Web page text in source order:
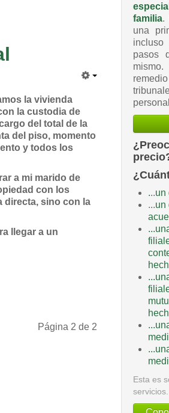
la vivienda
la custodia de
del total de la
del piso, momento
y todos los
a mi marido de
con los
directa, sino con la
llegar a un
Página 2 de 2
familia.
una
pasos
...un
...un
Esta es
servicios.